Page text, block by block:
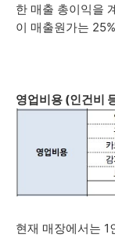
한 매출 총이익을
이 매출원가는
영업비용 (인건비
현재 매장에서는